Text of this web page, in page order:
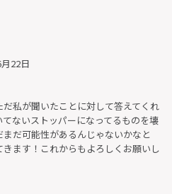
22日
私が聞いたことに対して答えてくれ
ないストッパーになってるものを壊
だ可能性があるんじゃないかなと
ます！これからもよろしくお願いし